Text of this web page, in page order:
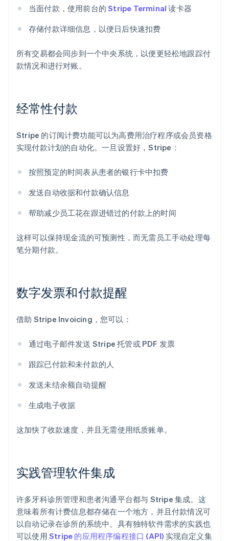
当面付款，使用前台的Stripe Terminal 读卡器
存储付款详细信息，以便日后快速扣费
所有交易都会同步到一个中央系统，以便更轻松地跟踪付
款情况和进行对账。
经常性付款
Stripe 的订阅计费功能可以为高费用治疗程序或会员资格
实现付款计划的自动化。一旦设置好，Stripe：
按照预定的时间表从患者的银行卡中扣费
发送自动收据和付款确认信息
帮助减少员工花在跟进错过的付款上的时间
这样可以保持现金流的可预测性，而无需员工手动处理每
笔分期付款。
数字发票和付款提醒
借助 Stripe Invoicing，您可以：
通过电子邮件发送 Stripe 托管或 PDF 发票
跟踪已付款和未付款的人
发送未结余额自动提醒
生成电子收据
这加快了收款速度，并且无需使用纸质账单。
实践管理软件集成
许多牙科诊所管理和患者沟通平台都与 Stripe 集成。这
意味着所有计费信息都存储在一个地方，并且付款情况可
以自动记录在诊所的系统中。具有独特软件需求的实践也
可以使用 Stripe 的应用程序编程接口 (API) 实现自定义集
爱尔兰
English
English
奥地利
DeutschEnglish
澳大利亚
English